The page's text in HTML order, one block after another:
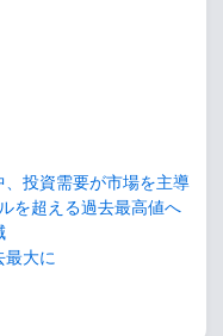
投資需要が市場を主導
を超える過去最高値へ
最大に